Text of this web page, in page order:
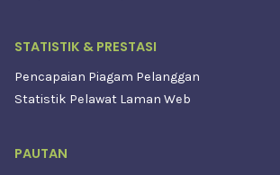
STATISTIK & PRESTASI
Pencapaian Piagam Pelanggan
Statistik Pelawat Laman Web
PAUTAN